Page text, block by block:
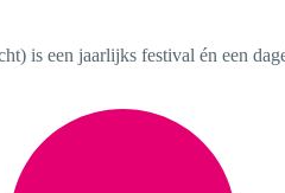
is een jaarlijks festival én een